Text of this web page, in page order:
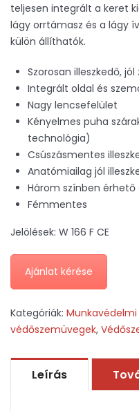
teljesen integrált a keret
lágy orrtámasz és a lágy
külön állíthatók.
Szorosan illeszkedő,
Integrált oldal és
Nagy lencsefelület
Kényelmes puha
technológia)
Csúszásmentes
Anatómiailag jól
Három színben érhető
Fémmentes
Jelölések: W 166 F CE
Ajánlat kérése
Kategóriák:
védőszemüvegek,
Leírás